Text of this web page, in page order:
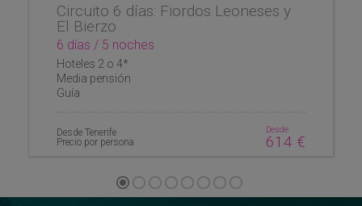
Circuito 6 días: Fiordos Leoneses y
El Bierzo
6 días / 5 noches
Hoteles 2 o 4*
Media pensión
Guía
Desde Tenerife
Precio por persona
Desde
614 €